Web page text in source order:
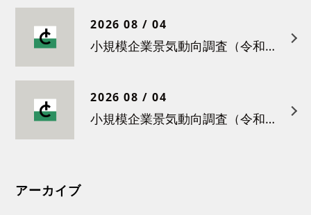
2026 08 / 04
小規模企業景気動向調査（令和８年４月）結果について
2026 08 / 04
小規模企業景気動向調査（令和８年３月）結果について
アーカイブ